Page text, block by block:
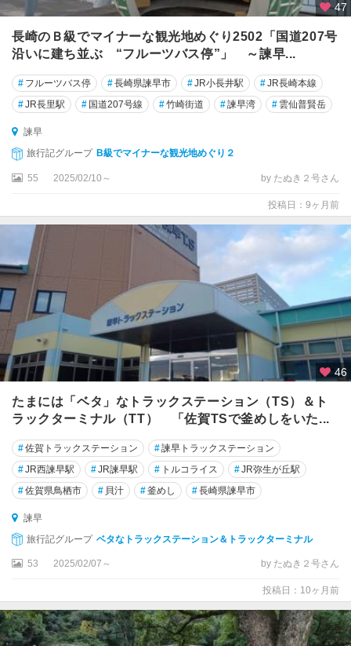
47
長崎のＢ級でマイナーな観光地めぐり2502「国道207号
沿いに建ち並ぶ “フルーツバス停”」 ～諫早...
# フルーツバス停 #長崎県諫早市 #JR小長井駅 #JR長崎本線
#JR長里駅 # 国道207号線 #竹崎街道 #諫早湾 # 雲仙普賢岳
諫早
旅行記グループ B級でマイナーな観光地めぐり２
55 2025/02/10～ by たぬき２号さん
投稿日：9ヶ月前
46
たまには「ベタ」なトラックステーション（TS）＆ト
ラックターミナル（TT） 「佐賀TSで釜めしをいた...
#佐賀トラックステーション #諫早トラックステーション
#JR西諫早駅 #JR諫早駅 # トルコライス #JR弥生が丘駅
#佐賀県鳥栖市 # 貝汁 #釜めし #長崎県諫早市
諫早
旅行記グループ ベタなトラックステーション＆トラックターミナル
53 2025/02/07～ by たぬき２号さん
投稿日：10ヶ月前